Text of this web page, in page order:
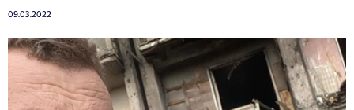
09.03.2022